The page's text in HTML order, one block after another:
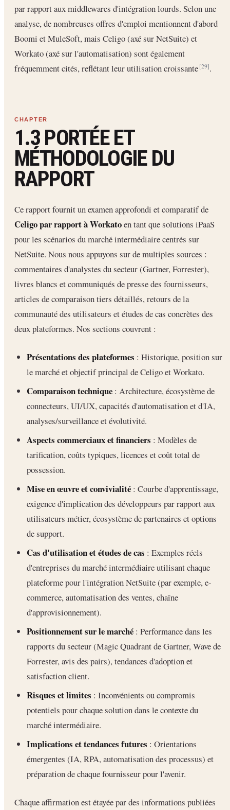
par rapport aux middlewares d'intégration lourds. Selon une
analyse, de nombreuses offres d'emploi mentionnent d'abord
Boomi et MuleSoft, mais Celigo (axé sur NetSuite) et
Workato (axé sur l'automatisation) sont également
fréquemment cités, reflétant leur utilisation croissante[29].
1.3 PORTÉE ET
MÉTHODOLOGIE DU
RAPPORT
Ce rapport fournit un examen approfondi et comparatif de
Celigo par rapport à Workatoen tant que solutions iPaaS
pour les scénarios du marché intermédiaire centrés sur
NetSuite. Nous nous appuyons sur de multiples sources :
commentaires d'analystes du secteur (Gartner, Forrester),
livres blancs et communiqués de presse des fournisseurs,
articles de comparaison tiers détaillés, retours de la
communauté des utilisateurs et études de cas concrètes des
deux plateformes. Nos sections couvrent :
Présentations des plateformes : Historique, position sur
le marché et objectif principal de Celigo et Workato.
Comparaison technique : Architecture, écosystème de
connecteurs, UI/UX, capacités d'automatisation et d'IA,
analyses/surveillance et évolutivité.
Aspects commerciaux et financiers : Modèles de
tarification, coûts typiques, licences et coût total de
possession.
Mise en œuvre et convivialité : Courbe d'apprentissage,
exigence d'implication des développeurs par rapport aux
utilisateurs métier, écosystème de partenaires et options
de support.
Cas d'utilisation et études de cas : Exemples réels
d'entreprises du marché intermédiaire utilisant chaque
plateforme pour l'intégration NetSuite (par exemple, e-
commerce, automatisation des ventes, chaîne
d'approvisionnement).
Positionnement sur le marché : Performance dans les
rapports du secteur (Magic Quadrant de Gartner, Wave de
Forrester, avis des pairs), tendances d'adoption et
satisfaction client.
Risques et limites : Inconvénients ou compromis
potentiels pour chaque solution dans le contexte du
marché intermédiaire.
Implications et tendances futures : Orientations
émergentes (IA, RPA, automatisation des processus) et
préparation de chaque fournisseur pour l'avenir.
Chaque affirmation est étayée par des informations publiées